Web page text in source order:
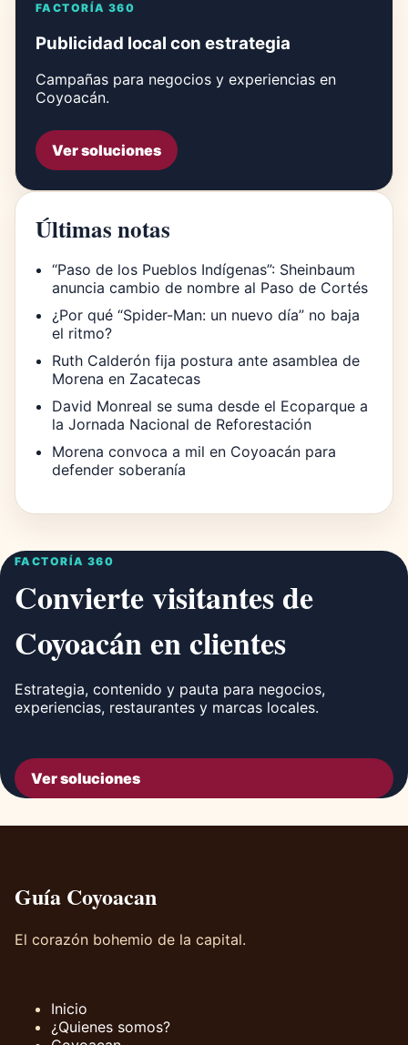
FACTORÍA 360
Publicidad local con estrategia
Campañas para negocios y experiencias en
Coyoacán.
Ver soluciones
Últimas notas
“Paso de los Pueblos Indígenas”: Sheinbaum
anuncia cambio de nombre al Paso de Cortés
¿Por qué “Spider-Man: un nuevo día” no baja
el ritmo?
Ruth Calderón fija postura ante asamblea de
Morena en Zacatecas
David Monreal se suma desde el Ecoparque a
la Jornada Nacional de Reforestación
Morena convoca a mil en Coyoacán para
defender soberanía
FACTORÍA 360
Convierte visitantes de
Coyoacán en clientes
Estrategia, contenido y pauta para negocios,
experiencias, restaurantes y marcas locales.
Ver soluciones
Guía Coyoacan
El corazón bohemio de la capital.
Inicio
¿Quienes somos?